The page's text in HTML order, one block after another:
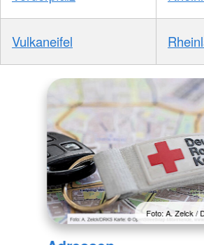
Vulkaneifel
Foto: A. Zelck /